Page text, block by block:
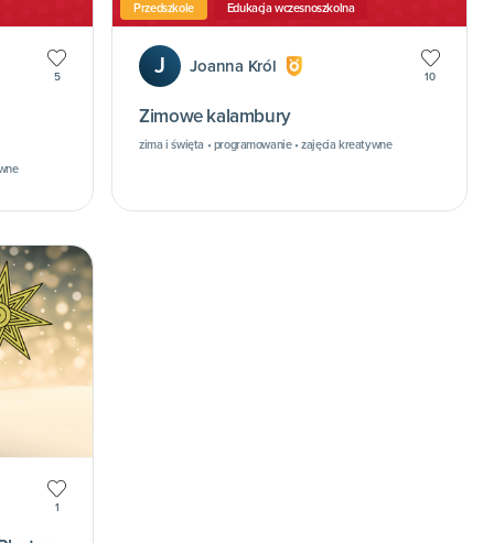
5
Przedszkole Edukacja wczesnoszkolna
J Joanna Król
10
Zimowe kalambury
zima i święta • programowanie • zajęcia kreatywne
1